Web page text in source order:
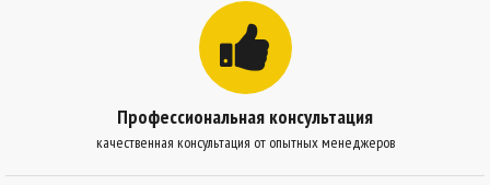
Профессиональная консультация
качественная консультация от опытных менеджеров